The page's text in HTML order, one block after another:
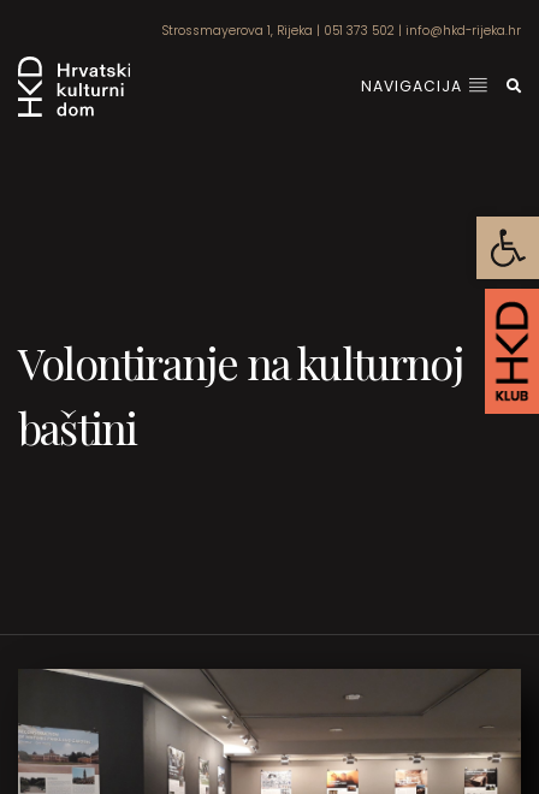
Strossmayerova 1, Rijeka | 051 373 502 | info@hkd-rijeka.hr
NAVIGACIJA
Volontiranje na kulturnoj
baštini